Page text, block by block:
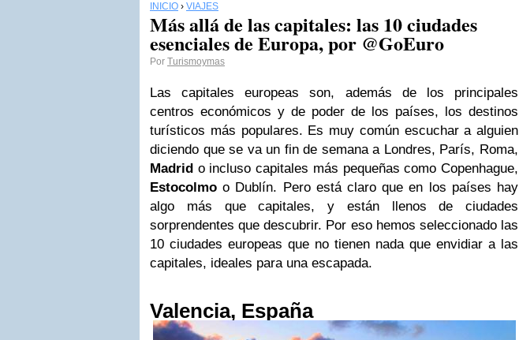
INICIO › VIAJES
Más allá de las capitales: las 10 ciudades
esenciales de Europa, por @GoEuro
Por Turismoymas
Las capitales europeas son, además de los principales
centros económicos y de poder de los países, los destinos
turísticos más populares. Es muy común escuchar a alguien
diciendo que se va un fin de semana a Londres, París, Roma,
Madrid o incluso capitales más pequeñas como Copenhague,
Estocolmo o Dublín. Pero está claro que en los países hay
algo más que capitales, y están llenos de ciudades
sorprendentes que descubrir. Por eso hemos seleccionado las
10 ciudades europeas que no tienen nada que envidiar a las
capitales, ideales para una escapada.
Valencia, España